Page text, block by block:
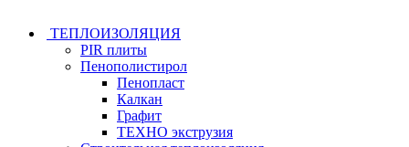
ТЕПЛОИЗОЛЯЦИЯ
PIR плиты
Пенополистирол
Пенопласт
Калкан
Графит
ТЕХНО экструзия